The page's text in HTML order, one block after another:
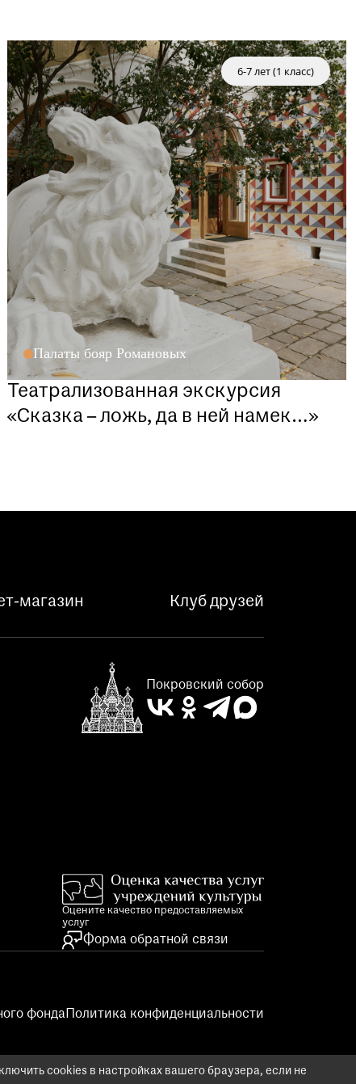
Палаты бояр Романовых
6-7 лет (1 класс)
Театрализованная экскурсия
«Сказка – ложь, да в ней намек…»
магазин Клуб друзей
Покровский собор
Оцените качество предоставляемых
услуг
Форма обратной связи
фонда Политика конфиденциальности
cookies в настройках вашего браузера, если не